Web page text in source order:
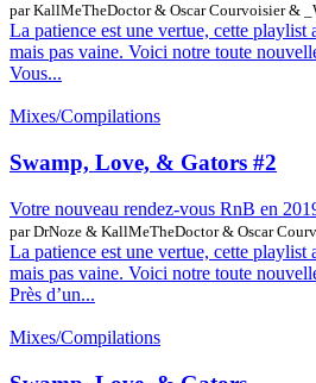
par KallMeTheDoctor & Oscar Courvoisier &
La patience est une vertue, cette playlist
mais pas vaine. Voici notre toute
Vous...
Mixes/Compilations
Swamp, Love, & Gators #2
Votre nouveau rendez-vous RnB en
par DrNoze & KallMeTheDoctor & Oscar
La patience est une vertue, cette playlist
mais pas vaine. Voici notre toute
Près d’un...
Mixes/Compilations